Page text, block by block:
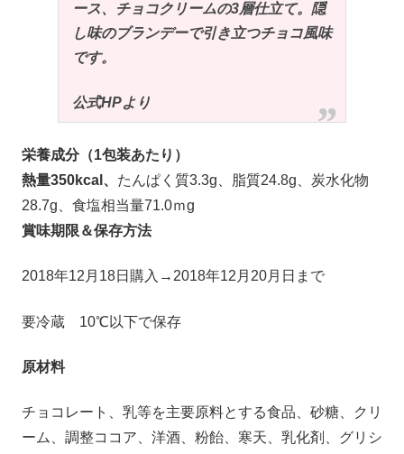
ース、チョコクリームの3層仕立て。隠
し味のブランデーで引き立つチョコ風味
です。
公式HPより
栄養成分（1包装あたり）
熱量350kcal、 たんぱく質3.3g、脂質24.8g、炭水化物
28.7g、食塩相当量71.0ｍg
賞味期限＆保存方法
2018年12月18日購入→2018年12月20月日まで
要冷蔵 10℃以下で保存
原材料
チョコレート、乳等を主要原料とする食品、砂糖、クリ
ーム、調整ココア、洋酒、粉飴、寒天、乳化剤、グリシ